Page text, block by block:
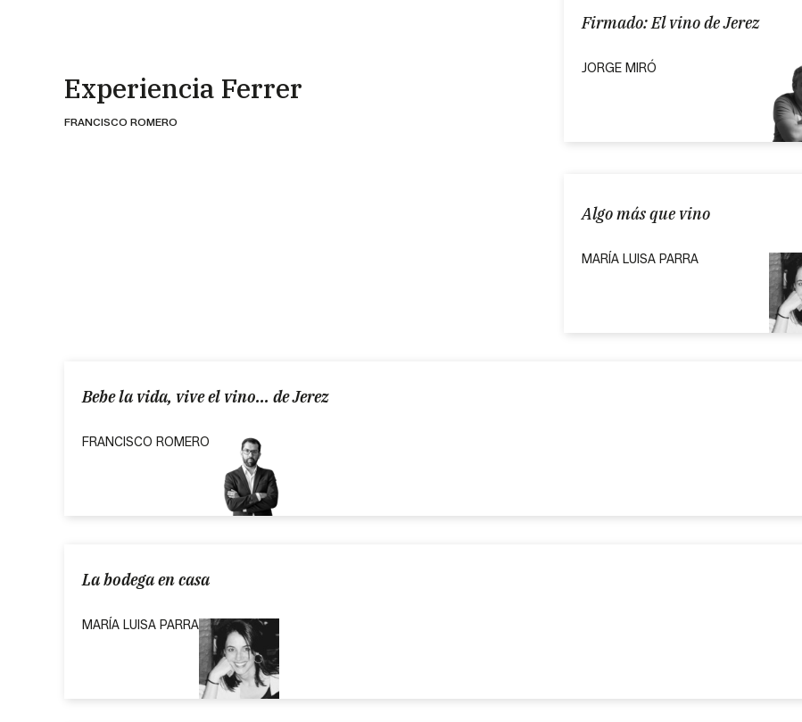
Experiencia Ferrer
FRANCISCO ROMERO
Firmado: El vino de Jerez
JORGE MIRÓ
Algo más que vino
MARÍA LUISA PARRA
Bebe la vida, vive el vino... de Jerez
FRANCISCO ROMERO
La bodega en casa
MARÍA LUISA PARRA